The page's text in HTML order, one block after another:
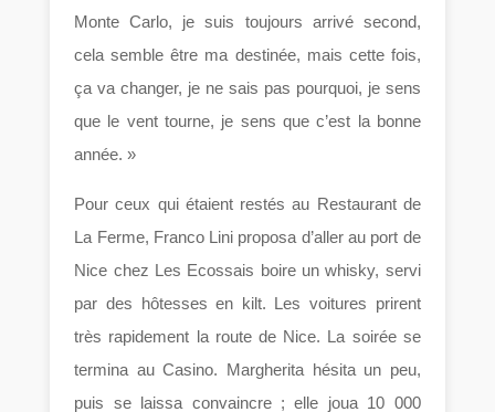
Monte Carlo, je suis toujours arrivé second,
cela semble être ma destinée, mais cette fois,
ça va changer, je ne sais pas pourquoi, je sens
que le vent tourne, je sens que c’est la bonne
année. »
Pour ceux qui étaient restés au Restaurant de
La Ferme, Franco Lini proposa d’aller au port de
Nice chez Les Ecossais boire un whisky, servi
par des hôtesses en kilt. Les voitures prirent
très rapidement la route de Nice. La soirée se
termina au Casino. Margherita hésita un peu,
puis se laissa convaincre ; elle joua 10 000